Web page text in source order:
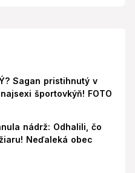
Sagan pristihnutý v
športovkýň! FOTO
nádrž: Odhalili, čo
Neďaleká obec